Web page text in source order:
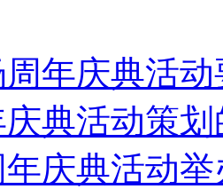
年庆典活
典活动策
庆典活动